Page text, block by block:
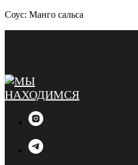
Соус: Манго сальса